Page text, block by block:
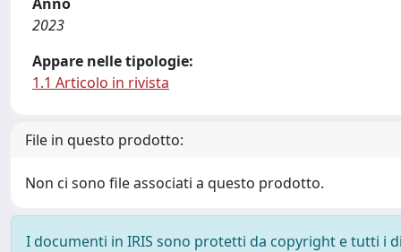
2023
Appare nelle tipologie:
1.1 Articolo in rivista
File in questo prodotto:
Non ci sono file associati a questo prodotto.
I documenti in IRIS sono protetti da copyright e tutti i